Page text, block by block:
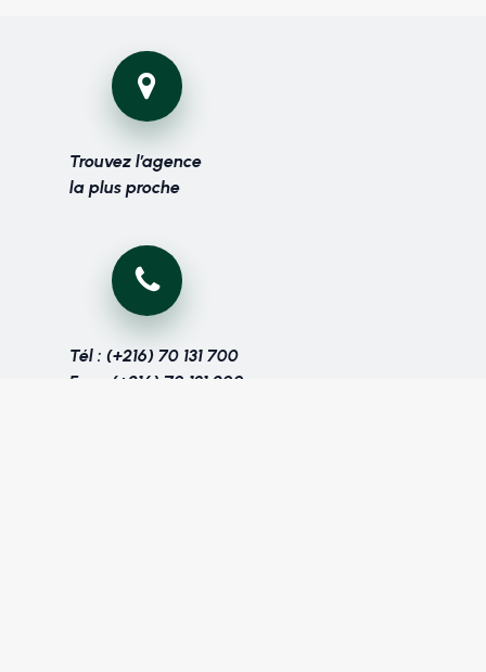
Trouvez l’agence
la plus proche
Tél : (+216) 70 131 700
Fax : (+216) 70 131 900